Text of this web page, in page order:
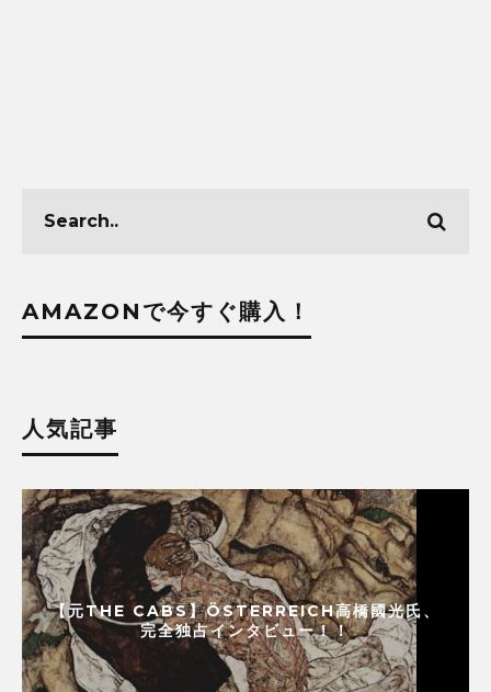
AMAZONで今すぐ購入！
人気記事
【元THE CABS】ÖSTERREICH高橋國光氏、
完全独占インタビュー！！